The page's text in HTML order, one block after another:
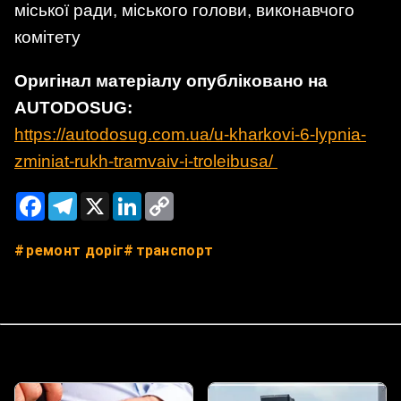
міської ради, міського голови, виконавчого
комітету
Оригінал матеріалу опубліковано на
AUTODOSUG:
https://autodosug.com.ua/u-kharkovi-6-lypnia-
zminiat-rukh-tramvaiv-i-troleibusa/
FacebookTelegram
X LinkedIn
ремонт доріг транспорт